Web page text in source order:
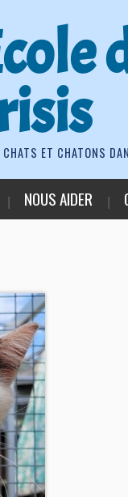
ET CHATONS
NOUS AIDER